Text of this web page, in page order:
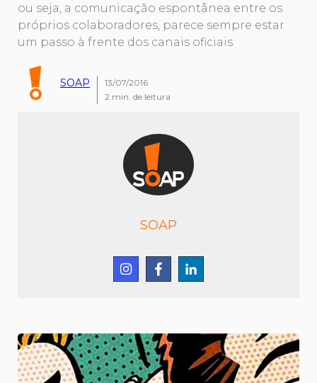
ou seja, a comunicação espontânea entre os
próprios colaboradores, parece sempre estar
um passo à frente dos canais oficiais.
SOAP
13/07/2016
2 min. de leitura
SOAP